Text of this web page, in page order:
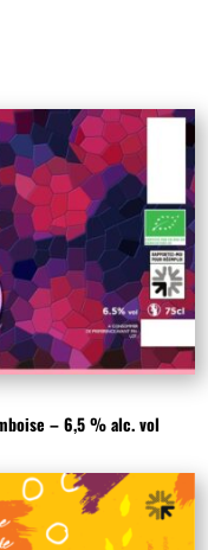
– 6,5 % alc. vol